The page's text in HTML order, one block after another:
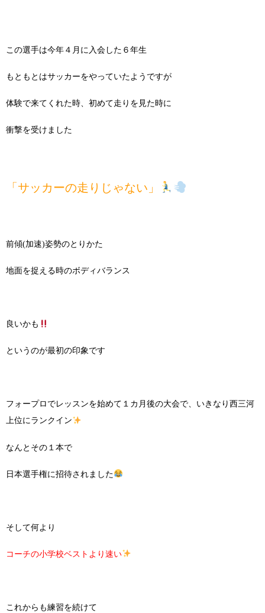
この選手は今年４月に入会した６年生
もともとはサッカーをやっていたようですが
体験で来てくれた時、初めて走りを見た時に
衝撃を受けました
「サッカーの走りじゃない」
前傾(加速)姿勢のとりかた
地面を捉える時のボディバランス
良いかも
というのが最初の印象です
フォープロでレッスンを始めて１カ月後の大会で、いきなり西三河
上位にランクイン
なんとその１本で
日本選手権に招待されました
そして何より
コーチの小学校ベストより速い
これからも練習を続けて